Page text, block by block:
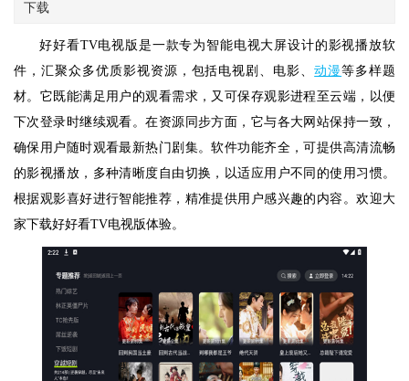
下载
好好看TV电视版是一款专为智能电视大屏设计的影视播放软
件，汇聚众多优质影视资源，包括电视剧、电影、动漫等多样题
材。它既能满足用户的观看需求，又可保存观影进程至云端，以便
下次登录时继续观看。在资源同步方面，它与各大网站保持一致，
确保用户随时观看最新热门剧集。软件功能齐全，可提供高清流畅
的影视播放，多种清晰度自由切换，以适应用户不同的使用习惯。
根据观影喜好进行智能推荐，精准提供用户感兴趣的内容。欢迎大
家下载好好看TV电视版体验。